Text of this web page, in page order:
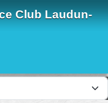
Club Laudun-